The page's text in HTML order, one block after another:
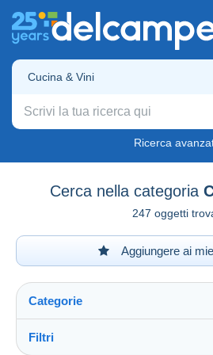
Cucina & Vini
Ricerca
Cerca nella categoria
247 oggetti
Aggiungere ai
Categorie
Filtri